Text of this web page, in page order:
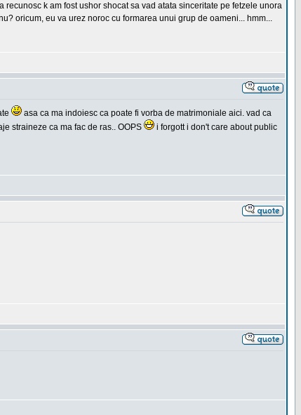
k am fost ushor shocat sa vad atata sinceritate pe fetzele unora
oricum, eu va urez noroc cu formarea unui grup de oameni... hmm...
asa ca ma indoiesc ca poate fi vorba de matrimoniale aici. vad ca
straineze ca ma fac de ras.. OOPS
i forgott i don't care about public